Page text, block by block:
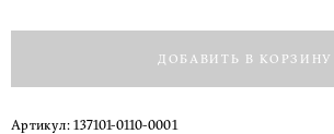
ДОБАВИТЬ В КОРЗИНУ
Артикул:137101-0110-0001